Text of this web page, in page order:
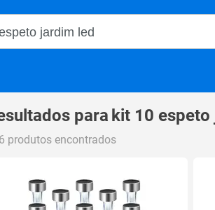
Magalu
para kit 10 espeto
produtos encontrados